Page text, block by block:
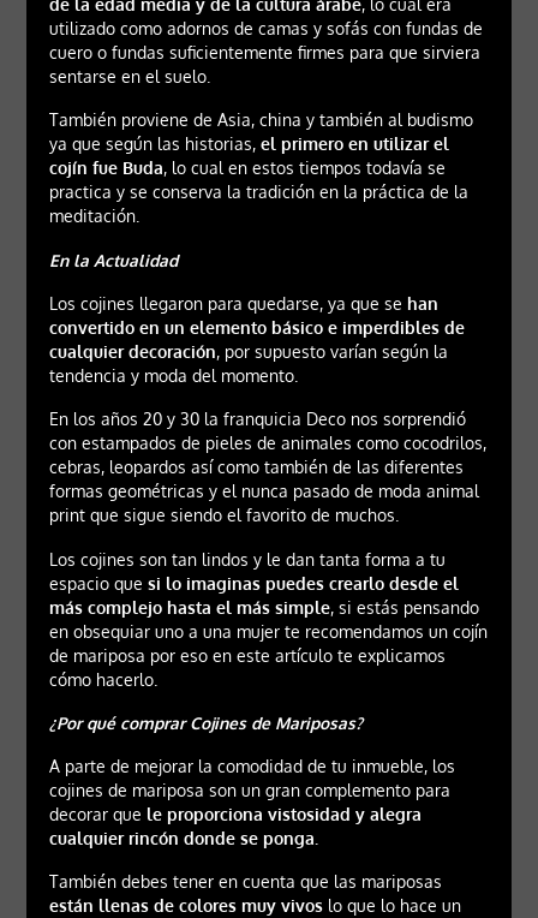
de la edad media y de la cultura árabe, lo cual era
utilizado como adornos de camas y sofás con fundas de
cuero o fundas suficientemente firmes para que sirviera
sentarse en el suelo.
También proviene de Asia, china y también al budismo
ya que según las historias, el primero en utilizar el
cojín fue Buda, lo cual en estos tiempos todavía se
practica y se conserva la tradición en la práctica de la
meditación.
En la Actualidad
Los cojines llegaron para quedarse, ya que se han
convertido en un elemento básico e imperdibles de
cualquier decoración, por supuesto varían según la
tendencia y moda del momento.
En los años 20 y 30 la franquicia Deco nos sorprendió
con estampados de pieles de animales como cocodrilos,
cebras, leopardos así como también de las diferentes
formas geométricas y el nunca pasado de moda animal
print que sigue siendo el favorito de muchos.
Los cojines son tan lindos y le dan tanta forma a tu
espacio que si lo imaginas puedes crearlo desde el
más complejo hasta el más simple, si estás pensando
en obsequiar uno a una mujer te recomendamos un cojín
de mariposa por eso en este artículo te explicamos
cómo hacerlo.
¿Por qué comprar Cojines de Mariposas?
A parte de mejorar la comodidad de tu inmueble, los
cojines de mariposa son un gran complemento para
decorar que le proporciona vistosidad y alegra
cualquier rincón donde se ponga.
También debes tener en cuenta que las mariposas
están llenas de colores muy vivoslo que lo hace un